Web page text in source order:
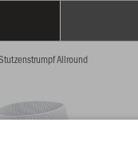
Allround